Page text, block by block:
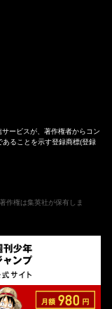
ービスが、著作権者からコン
ることを示す登録商標(登録
作権は集英社が保有しま